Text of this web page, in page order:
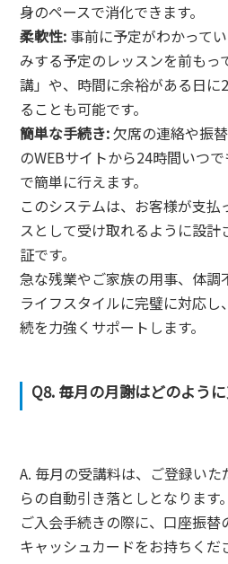
身のペースで消化できます。
柔軟性: 事前に予定がわかって
みする予定のレッスンを前もっ
講」や、時間に余裕がある日に
ることも可能です。
簡単な手続き:欠席の連絡や振
のWEBサイトから24時間いつ
で簡単に行えます。
このシステムは、お客様が支
スとして受け取れるように設
証です。
急な残業やご家族の用事、体調
ライフスタイルに完璧に対応
続を力強くサポートします。
Q8. 毎月の月謝はどのよう
A. 毎月の受講料は、ご登録い
らの自動引き落としとなります。
ご入会手続きの際に、口座振替
キャッシュカードをお持ちくだ